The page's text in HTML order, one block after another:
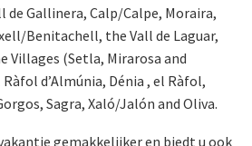
de Gallinera, Calp/Calpe, Moraira,
Benitachell, the Vall de Laguar,
Villages (Setla, Mirarosa and
d’Almúnia, Dénia , el Ràfol,
Sagra, Xaló/Jalón and Oliva.
gemakkelijker en biedt u ook